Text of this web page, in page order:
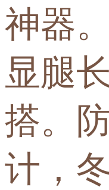
神器
显腿
搭。
计，